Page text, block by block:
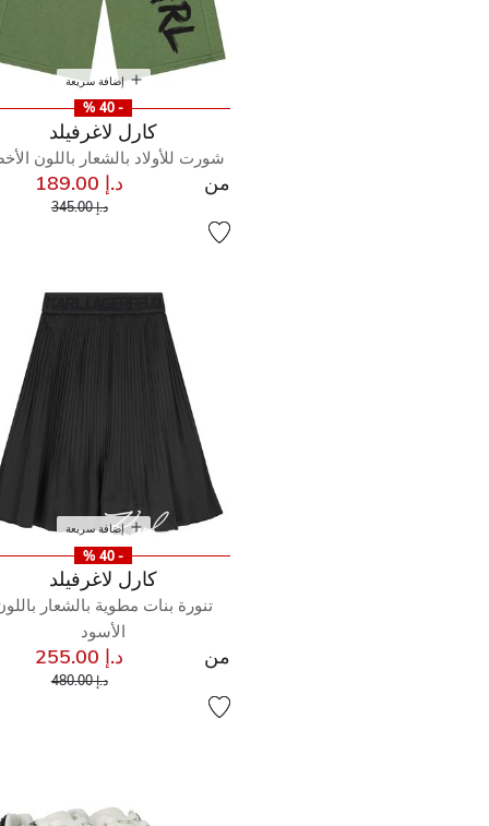
إضافة سريعة
- 40 %
كارل لاغرفيلد
شورت للأولاد بالشعار باللون
من د.إ 189.00
سعر مخفض من
د.إ 345.00 إلى
إضافة سريعة
- 40 %
كارل لاغرفيلد
تنورة بنات مطوية بالشعار
الأسود
من د.إ 255.00
سعر مخفض من
د.إ 480.00